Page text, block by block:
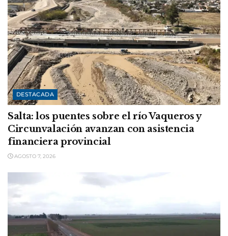
DESTACADA
Salta: los puentes sobre el río Vaqueros y
Circunvalación avanzan con asistencia
financiera provincial
AGOSTO 7, 2026